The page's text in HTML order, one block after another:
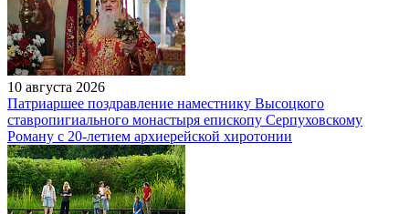
10 августа 2026
Патриаршее поздравление наместнику Высоцкого
ставропигиального монастыря епископу Серпуховскому
Роману с 20-летием архиерейской хиротонии